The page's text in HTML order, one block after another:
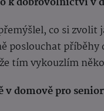
co si
poslouchat
tím vykouzlím
v domově pro